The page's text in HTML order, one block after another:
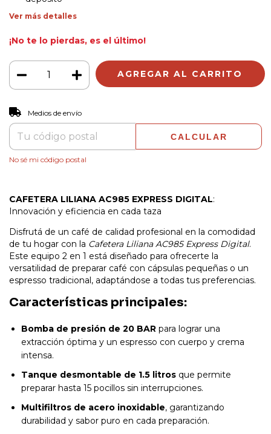
Ver más detalles
¡No te lo pierdas, es el último!
Entregas para el CP:
Medios de envío
CALCULAR
No sé mi código postal
CAFETERA LILIANA AC985 EXPRESS DIGITAL:
Innovación y eficiencia en cada taza
Disfrutá de un café de calidad profesional en la comodidad
de tu hogar con la Cafetera Liliana AC985 Express Digital.
Este equipo 2 en 1 está diseñado para ofrecerte la
versatilidad de preparar café con cápsulas pequeñas o un
espresso tradicional, adaptándose a todas tus preferencias.
Características principales:
Bomba de presión de 20 BAR para lograr una
extracción óptima y un espresso con cuerpo y crema
intensa.
Tanque desmontable de 1.5 litros que permite
preparar hasta 15 pocillos sin interrupciones.
Multifiltros de acero inoxidable, garantizando
durabilidad y sabor puro en cada preparación.